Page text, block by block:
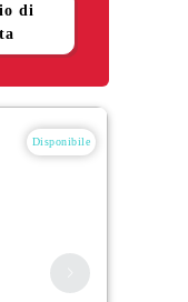
di
Disponibile